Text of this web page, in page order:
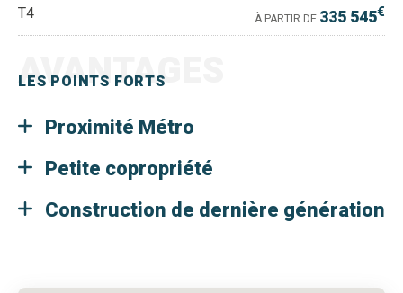
T4 À PARTIR DE 335 545€
LES POINTS FORTS
AVANTAGES
Proximité Métro
Petite copropriété
Construction de dernière génération